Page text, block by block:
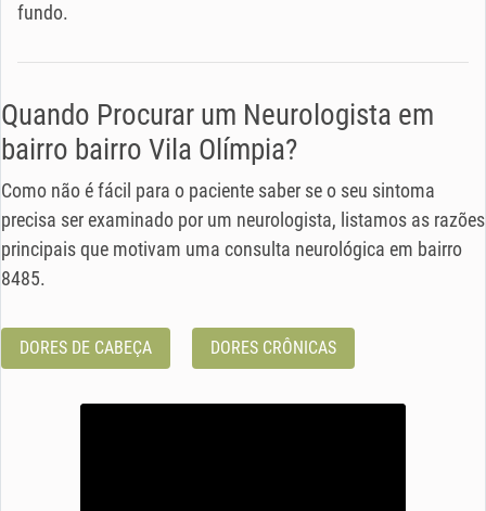
fundo.
Quando Procurar um Neurologista em
bairro bairro Vila Olímpia?
Como não é fácil para o paciente saber se o seu sintoma
precisa ser examinado por um neurologista, listamos as razões
principais que motivam uma consulta neurológica em bairro
8485.
DORES DE CABEÇA DORES CRÔNICAS